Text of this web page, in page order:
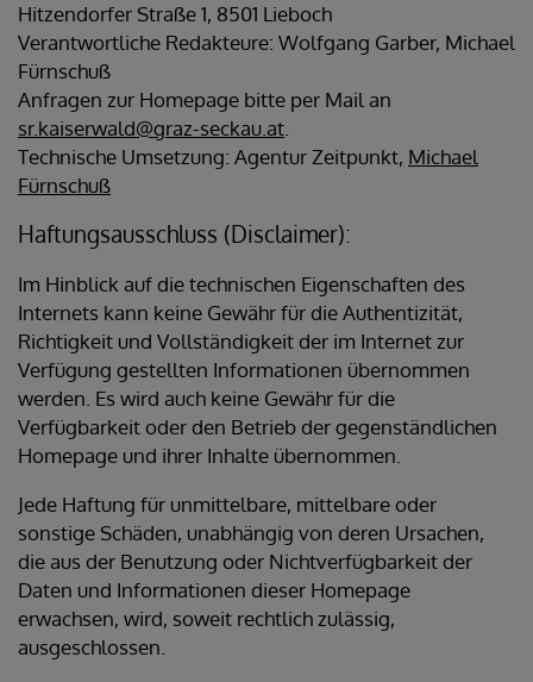
Hitzendorfer Straße 1, 8501 Lieboch
Verantwortliche Redakteure: Wolfgang Garber, Michael
Fürnschuß
Anfragen zur Homepage bitte per Mail an
sr.kaiserwald@graz-seckau.at.
Technische Umsetzung: Agentur Zeitpunkt, Michael
Fürnschuß
Haftungsausschluss (Disclaimer):
Im Hinblick auf die technischen Eigenschaften des
Internets kann keine Gewähr für die Authentizität,
Richtigkeit und Vollständigkeit der im Internet zur
Verfügung gestellten Informationen übernommen
werden. Es wird auch keine Gewähr für die
Verfügbarkeit oder den Betrieb der gegenständlichen
Homepage und ihrer Inhalte übernommen.
Jede Haftung für unmittelbare, mittelbare oder
sonstige Schäden, unabhängig von deren Ursachen,
die aus der Benutzung oder Nichtverfügbarkeit der
Daten und Informationen dieser Homepage
erwachsen, wird, soweit rechtlich zulässig,
ausgeschlossen.